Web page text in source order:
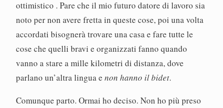
ottimistico . Pare che il mio futuro datore di lavoro sia
noto per non avere fretta in queste cose, poi una volta
accordati bisognerà trovare una casa e fare tutte le
cose che quelli bravi e organizzati fanno quando
vanno a stare a mille kilometri di distanza, dove
parlano un’altra lingua e non hanno il bidet.
Comunque parto. Ormai ho deciso. Non ho più preso